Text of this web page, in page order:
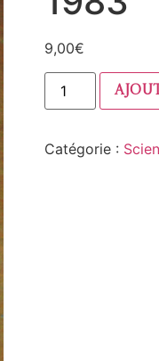
9,00€
Catégorie :